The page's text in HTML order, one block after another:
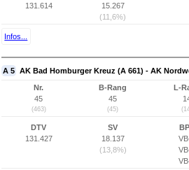
131.614
15.267
(11,6%)
Infos...
A 5 AK Bad Homburger Kreuz (A 661) - AK
Nr.
45
(463)
B-Rang
45
(45)
L-
DTV
131.427
SV
18.137
(13,8%)